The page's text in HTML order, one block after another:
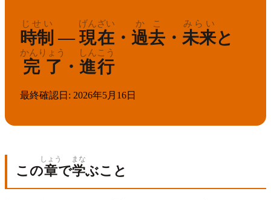
時制
じせい
—現在
げんざい
・ 過去
かこ
・ 未来
みらい
と
完了
かんりょう
・ 進行
しんこう
最終確認日 : 2026年5月16日
この章
しょう
で学
まな
ぶこと